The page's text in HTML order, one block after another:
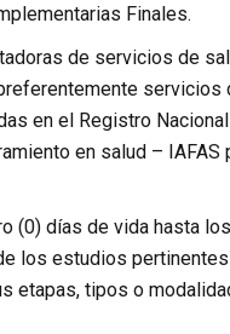
Finales.
de servicios de
servicios
en el Registro
en salud – IAFAS
(0) días de vida hasta
los estudios
etapas, tipos o